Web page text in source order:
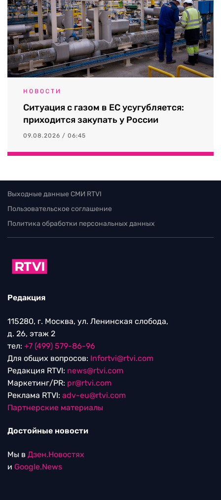
НОВОСТИ
Ситуация с газом в ЕС усугубляется:
приходится закупать у России
09.08.2026 / 06:45
Выходные данные СМИ RTVI
Пользовательское соглашение
Политика обработки персональных данных
Редакция
115280, г. Москва, ул. Ленинская слобода,
д. 26, этаж 2
тел: +7 (499) 579-86-96
Для общих вопросов: Infortvi@rtvi.com
Редакция RTVI: news@rtvi.com
Маркетинг/PR: pr@rtvi.com
Реклама RTVI: adv-eu@rtvi.com
Партнерские материалы
Достойные новости
Мы в Дзен.Новостях
и Google.News